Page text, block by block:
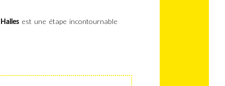
est une étape incontournable